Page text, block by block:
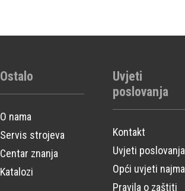
Ostalo
O nama
Servis strojeva
Centar znanja
Katalozi
Uvjeti
poslovanja
Kontakt
Uvjeti poslovanja
Opći uvjeti najma
Pravila o zaštiti